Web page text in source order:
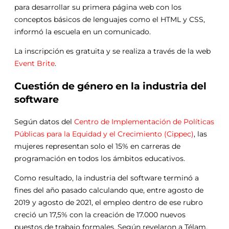
para desarrollar su primera página web con los
conceptos básicos de lenguajes como el HTML y CSS,
informó la escuela en un comunicado.
La inscripción es gratuita y se realiza a través de la web
Event Brite.
Cuestión de género en la industria del
software
Según datos del Centro de Implementación de Políticas
Públicas para la Equidad y el Crecimiento (Cippec), las
mujeres representan solo el 15% en carreras de
programación en todos los ámbitos educativos.
Como resultado, la industria del software terminó a
fines del año pasado calculando que, entre agosto de
2019 y agosto de 2021, el empleo dentro de ese rubro
creció un 17,5% con la creación de 17.000 nuevos
puestos de trabajo formales. Según revelaron a Télam,